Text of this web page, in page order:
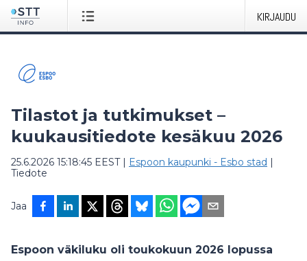
KIRJAUDU
Tilastot ja tutkimukset –
kuukausitiedote kesäkuu 2026
25.6.2026 15:18:45 EEST| Espoon kaupunki - Esbo stad |
Tiedote
Jaa
Espoon väkiluku oli toukokuun 2026 lopussa